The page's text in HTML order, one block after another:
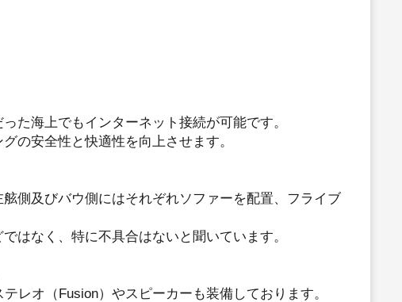
た海上でもインターネット接続が可能です。
の安全性と快適性を向上させます。
側及びバウ側にはそれぞれソファーを配置、フライブ
はなく、特に不具合はないと聞いています。
レオ（Fusion）やスピーカーも装備しております。